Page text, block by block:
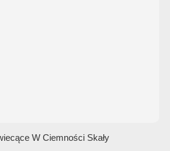
W Ciemności Skały